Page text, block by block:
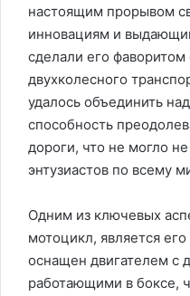
настоящим прорывом
инновациям и
сделали его
двухколесного
удалось объединить
способность
дороги, что не могло
энтузиастов по всему
Одним из ключевых
мотоцикл, является
оснащен двигателем с
работающими в боксе,